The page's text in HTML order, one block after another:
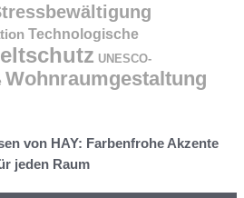
Technologische
UNESCO-
Wohnraumgestaltung
von HAY: Farbenfrohe Akzente
jeden Raum